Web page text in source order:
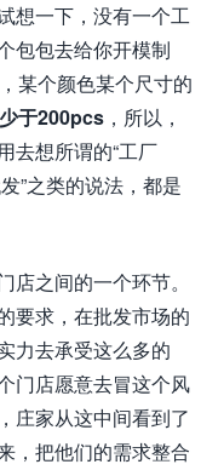
想一下，没有一个工
包包去给你开模制
某个颜色某个尺寸的
于200pcs ，所以，
去想所谓的“工厂
”之类的说法，都是
店之间的一个环节。
要求，在批发市场的
力去承受这么多的
门店愿意去冒这个风
庄家从这中间看到了
，把他们的需求整合